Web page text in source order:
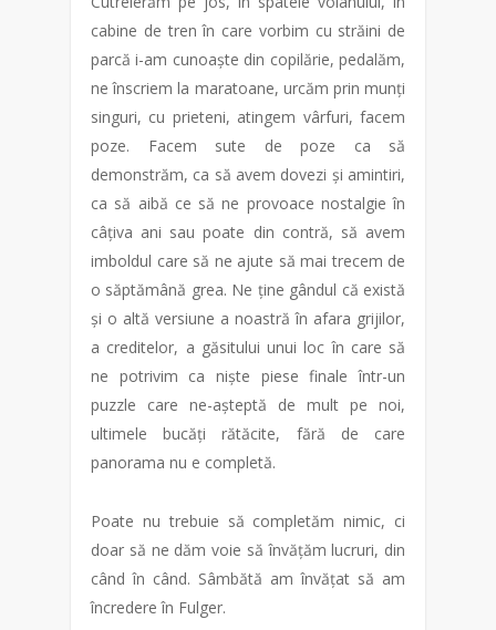
cabine de tren în care vorbim cu străini de
parcă i-am cunoaște din copilărie, pedalăm,
ne înscriem la maratoane, urcăm prin munți
singuri, cu prieteni, atingem vârfuri, facem
poze. Facem sute de poze ca să
demonstrăm, ca să avem dovezi și amintiri,
ca să aibă ce să ne provoace nostalgie în
câțiva ani sau poate din contră, să avem
imboldul care să ne ajute să mai trecem de
o săptămână grea. Ne ține gândul că există
și o altă versiune a noastră în afara grijilor,
a creditelor, a găsitului unui loc în care să
ne potrivim ca niște piese finale într-un
puzzle care ne-așteptă de mult pe noi,
ultimele bucăți rătăcite, fără de care
panorama nu e completă.
Poate nu trebuie să completăm nimic, ci
doar să ne dăm voie să învățăm lucruri, din
când în când. Sâmbătă am învățat să am
încredere în Fulger.